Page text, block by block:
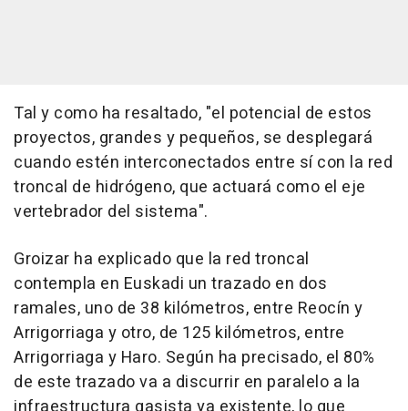
Tal y como ha resaltado, "el potencial de estos
proyectos, grandes y pequeños, se desplegará
cuando estén interconectados entre sí con la red
troncal de hidrógeno, que actuará como el eje
vertebrador del sistema".
Groizar ha explicado que la red troncal
contempla en Euskadi un trazado en dos
ramales, uno de 38 kilómetros, entre Reocín y
Arrigorriaga y otro, de 125 kilómetros, entre
Arrigorriaga y Haro. Según ha precisado, el 80%
de este trazado va a discurrir en paralelo a la